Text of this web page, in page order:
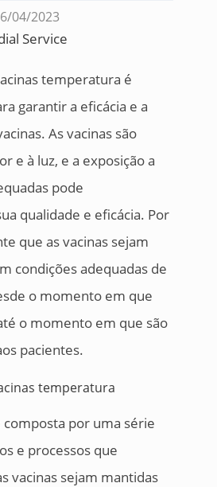
04/2023
Service
temperatura é
garantir a eficácia e a
As vacinas são
e à luz, e a exposição a
pode
qualidade e eficácia. Por
que as vacinas sejam
condições adequadas de
o momento em que
o momento em que são
pacientes.
por uma série
e processos que
vacinas sejam mantidas